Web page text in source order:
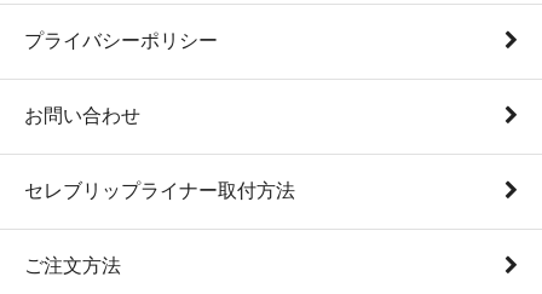
プライバシーポリシー
お問い合わせ
セレブリップライナー取付方法
ご注文方法